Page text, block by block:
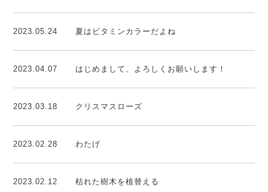
2023.05.24 夏はビタミンカラーだよね
2023.04.07 はじめまして、よろしくお願いします！
2023.03.18 クリスマスローズ
2023.02.28 わたげ
2023.02.12 枯れた樹木を植替える